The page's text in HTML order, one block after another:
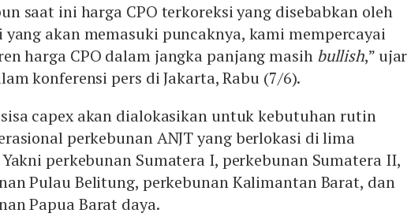
saat ini harga CPO terkoreksi yang disebabkan oleh
yang akan memasuki puncaknya, kami mempercayai
harga CPO dalam jangka panjang masih bullish,” ujar
konferensi pers di Jakarta, Rabu (7/6).
capex akan dialokasikan untuk kebutuhan rutin
perkebunan ANJT yang berlokasi di lima
perkebunan Sumatera I, perkebunan Sumatera II,
Pulau Belitung, perkebunan Kalimantan Barat, dan
Papua Barat daya.